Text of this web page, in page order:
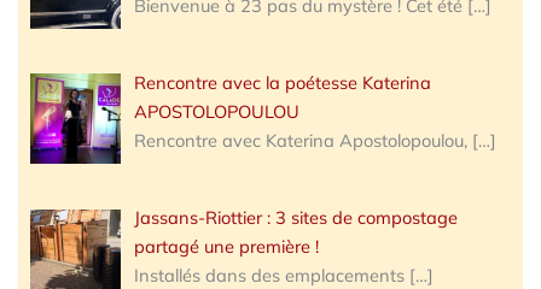
Bienvenue à 23 pas du mystère ! Cet été […]
Rencontre avec la poétesse Katerina
APOSTOLOPOULOU
Rencontre avec Katerina Apostolopoulou, […]
Jassans-Riottier : 3 sites de compostage
partagé une première !
Installés dans des emplacements […]